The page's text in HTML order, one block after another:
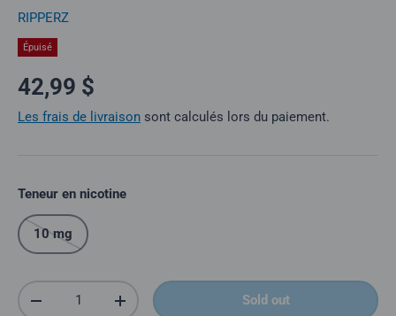
RIPPERZ
Épuisé
Prix normal
42,99 $
Les frais de livraison sont calculés lors du paiement.
Teneur en nicotine
10 mg
Quantité
Réduire la quantitéAugmenter la quantitéSold out